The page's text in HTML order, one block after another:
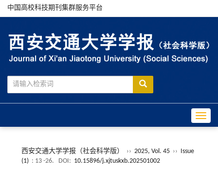
中国高校科技期刊集群服务平台
西安交通大学学报（社会科学版） ›› 2025, Vol. 45 ›› Issue
(1) : 13 -26. DOI: 10.15896/j.xjtuskxb.202501002